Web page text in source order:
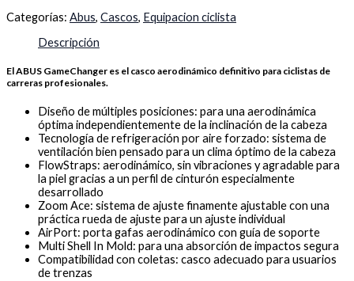
Categorías: Abus, Cascos, Equipacion ciclista
Descripción
El ABUS GameChanger es el casco aerodinámico definitivo para ciclistas de
carreras profesionales.
Diseño de múltiples posiciones: para una aerodinámica
óptima independientemente de la inclinación de la cabeza
Tecnología de refrigeración por aire forzado: sistema de
ventilación bien pensado para un clima óptimo de la cabeza
FlowStraps: aerodinámico, sin vibraciones y agradable para
la piel gracias a un perfil de cinturón especialmente
desarrollado
Zoom Ace: sistema de ajuste finamente ajustable con una
práctica rueda de ajuste para un ajuste individual
AirPort: porta gafas aerodinámico con guía de soporte
Multi Shell In Mold: para una absorción de impactos segura
Compatibilidad con coletas: casco adecuado para usuarios
de trenzas